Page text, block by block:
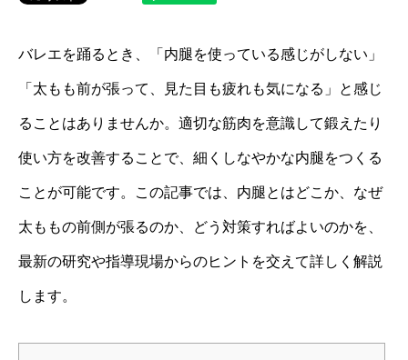
バレエを踊るとき、「内腿を使っている感じがしない」
「太もも前が張って、見た目も疲れも気になる」と感じ
ることはありませんか。適切な筋肉を意識して鍛えたり
使い方を改善することで、細くしなやかな内腿をつくる
ことが可能です。この記事では、内腿とはどこか、なぜ
太ももの前側が張るのか、どう対策すればよいのかを、
最新の研究や指導現場からのヒントを交えて詳しく解説
します。